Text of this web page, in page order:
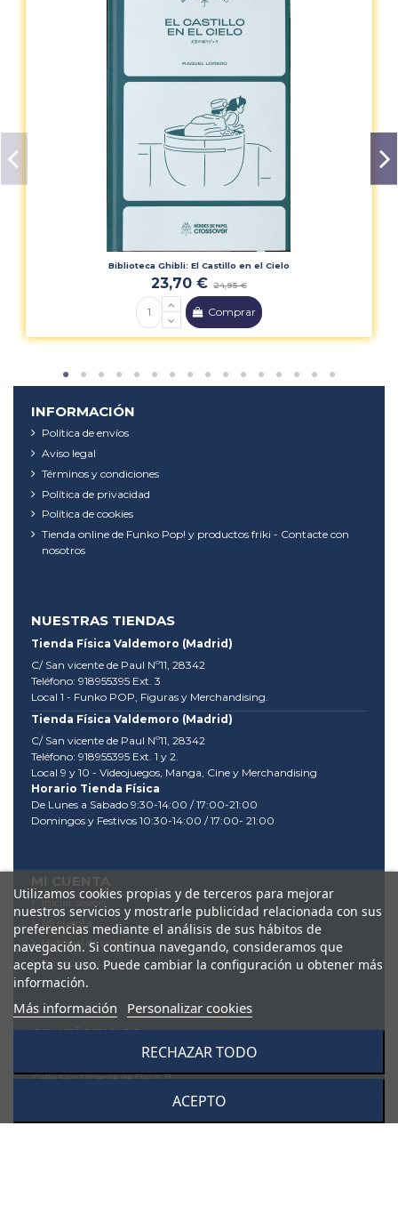
Biblioteca Ghibli: El Castillo en el Cielo
23,70 € 24,95 €
Comprar
INFORMACIÓN
Política de envíos
Aviso legal
Términos y condiciones
Política de privacidad
Política de cookies
Tienda online de Funko Pop! y productos friki - Contacte con
nosotros
NUESTRAS TIENDAS
Tienda Física Valdemoro (Madrid)
C/ San vicente de Paul Nº11, 28342
Teléfono: 918955395 Ext. 3
Local 1 - Funko POP, Figuras y Merchandising.
Tienda Física Valdemoro (Madrid)
C/ San vicente de Paul Nº11, 28342
Teléfono: 918955395 Ext. 1 y 2.
Local 9 y 10 - Videojuegos, Manga, Cine y Merchandising
Horario Tienda Física
De Lunes a Sabado 9:30-14:00 / 17:00-21:00
Domingos y Festivos 10:30-14:00 / 17:00- 21:00
Iniciar sesión
Mi cuenta
Historial de pedidos
Direcciones
CONTÁCTANOS
Calle San Vicente de Paul, 11
Utilizamos cookies propias y de terceros para mejorar
nuestros servicios y mostrarle publicidad relacionada con sus
preferencias mediante el análisis de sus hábitos de
navegación. Si continua navegando, consideramos que
acepta su uso. Puede cambiar la configuración u obtener más
información.
Más información Personalizar cookies
RECHAZAR TODO
ACEPTO